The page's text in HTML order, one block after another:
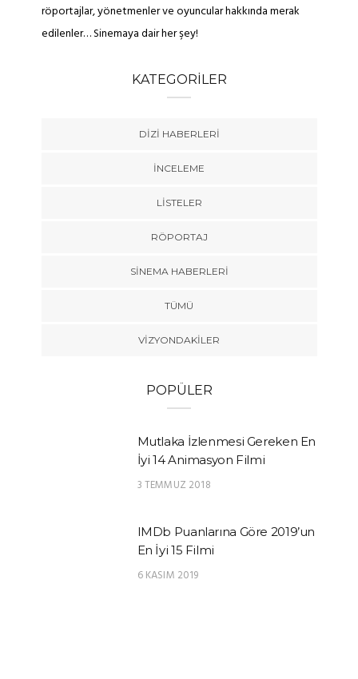
röportajlar, yönetmenler ve oyuncular hakkında merak
edilenler… Sinemaya dair her şey!
KATEGORILER
DIZI HABERLERI
İNCELEME
LISTELER
RÖPORTAJ
SINEMA HABERLERI
TÜMÜ
VIZYONDAKILER
POPÜLER
Mutlaka İzlenmesi Gereken En
İyi 14 Animasyon Filmi
3 TEMMUZ 2018
IMDb Puanlarına Göre 2019’un
En İyi 15 Filmi
6 KASIM 2019